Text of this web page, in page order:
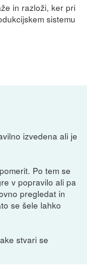
in razloži, ker pri
sistemu
izvedena ali je
Po tem se
v popravilo ali pa
pregledat in
se šele lahko
stvari se